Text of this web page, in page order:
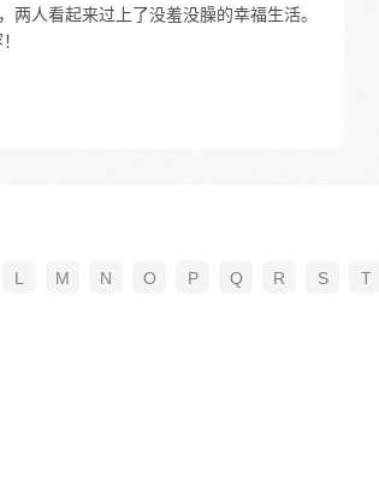
人看起来过上了没羞没臊的幸福生活。
L M N O P Q R S T